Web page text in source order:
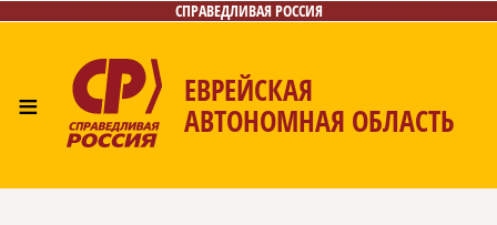
СПРАВЕДЛИВАЯ РОССИЯ
≡ ЕВРЕЙСКАЯ
АВТОНОМНАЯ ОБЛАСТЬ